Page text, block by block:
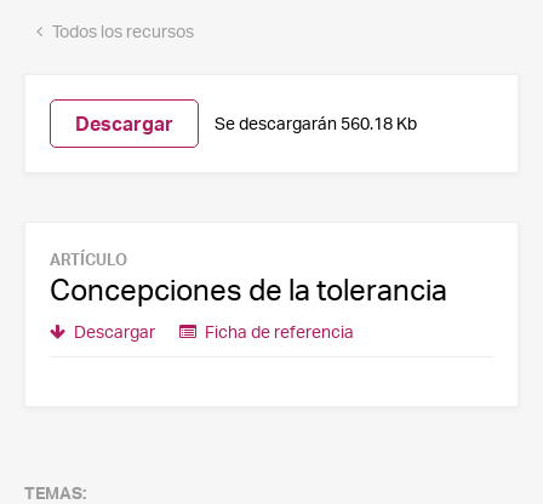
Todos los recursos
Descargar Se descargarán 560.18 Kb
ARTÍCULO
Concepciones de la tolerancia
Descargar Ficha de referencia
TEMAS: